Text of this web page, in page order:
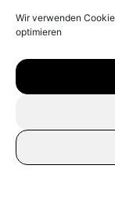
Wir verwenden
optimieren
Triple Mango
9,99€
7,50€